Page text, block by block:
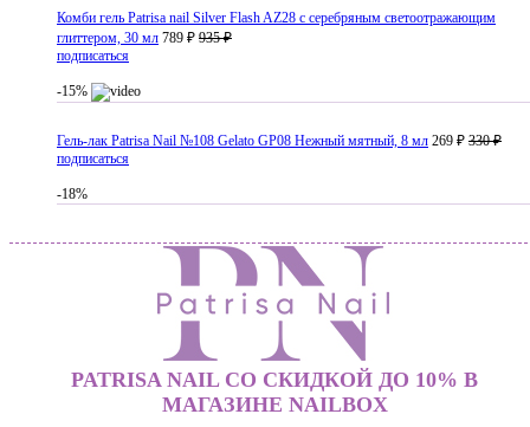
Комби гель Patrisa nail Silver Flash AZ28 с серебряным светоотражающим
глиттером, 30 мл 789 ₽ 935 ₽
подписаться
-15%
Гель-лак Patrisa Nail №108 Gelato GP08 Нежный мятный, 8 мл 269 ₽ 330 ₽
подписаться
-18%
PATRISA NAIL СО СКИДКОЙ ДО 10% В
МАГАЗИНЕ NAILBOX